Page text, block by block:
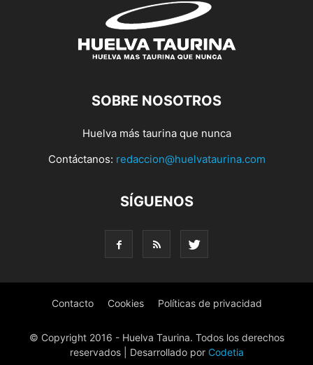
SOBRE NOSOTROS
Huelva más taurina que nunca
Contáctanos: redaccion@huelvataurina.com
SÍGUENOS
Contacto Cookies Políticas de privacidad
© Copyright 2016 - Huelva Taurina. Todos los derechos
reservados | Desarrollado por Codetia